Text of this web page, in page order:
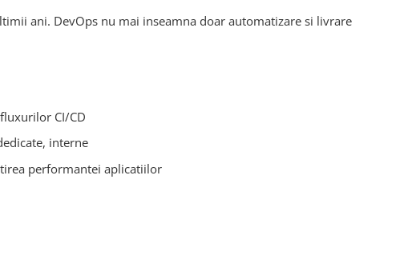
ani. DevOps nu mai inseamna doar automatizare si livrare
CI/CD
interne
performantei aplicatiilor